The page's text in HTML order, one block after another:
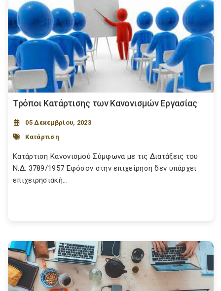
Τρόποι Κατάρτισης των Κανονισμών Εργασίας
05 Δεκεμβρίου, 2023
Κατάρτιση
Κατάρτιση Κανονισμού Σύμφωνα με τις Διατάξεις του
Ν.Δ. 3789/1957 Εφόσον στην επιχείρηση δεν υπάρχει
επιχειρησιακή...